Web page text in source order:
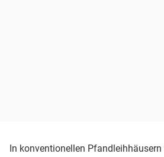
In konventionellen Pfandleihhäusern